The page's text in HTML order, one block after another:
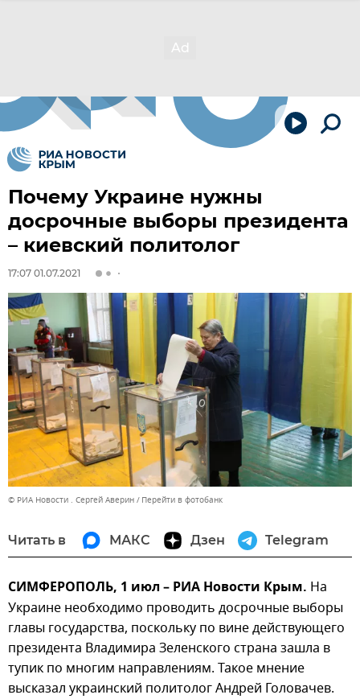
Почему Украине нужны
досрочные выборы президента
– киевский политолог
17:07 01.07.2021
© РИА Новости . Сергей Аверин Перейти в фотобанк
Читать в МАКС Дзен Telegram
СИМФЕРОПОЛЬ, 1 июл – РИА Новости Крым. На
Украине необходимо проводить досрочные выборы
главы государства, поскольку по вине действующего
президента Владимира Зеленского страна зашла в
тупик по многим направлениям. Такое мнение
высказал украинский политолог Андрей Головачев.